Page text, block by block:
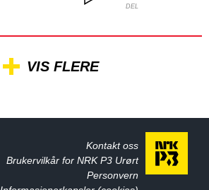
DEL
VIS FLERE
Kontakt oss
Brukervilkår for NRK P3 Urørt
Personvern